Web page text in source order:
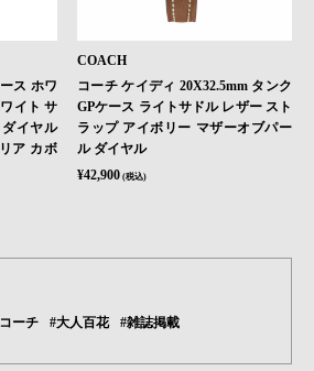
ス ホワ
イト サ
イヤル
ア カボ
COACH
コーチ ケイディ 20X32.5mm タンク
GPケース ライトサドル レザー スト
ラップ アイボリー マザーオブパー
ル ダイヤル
¥42,900 (税込)
ーチ #大人百花 #雑誌掲載